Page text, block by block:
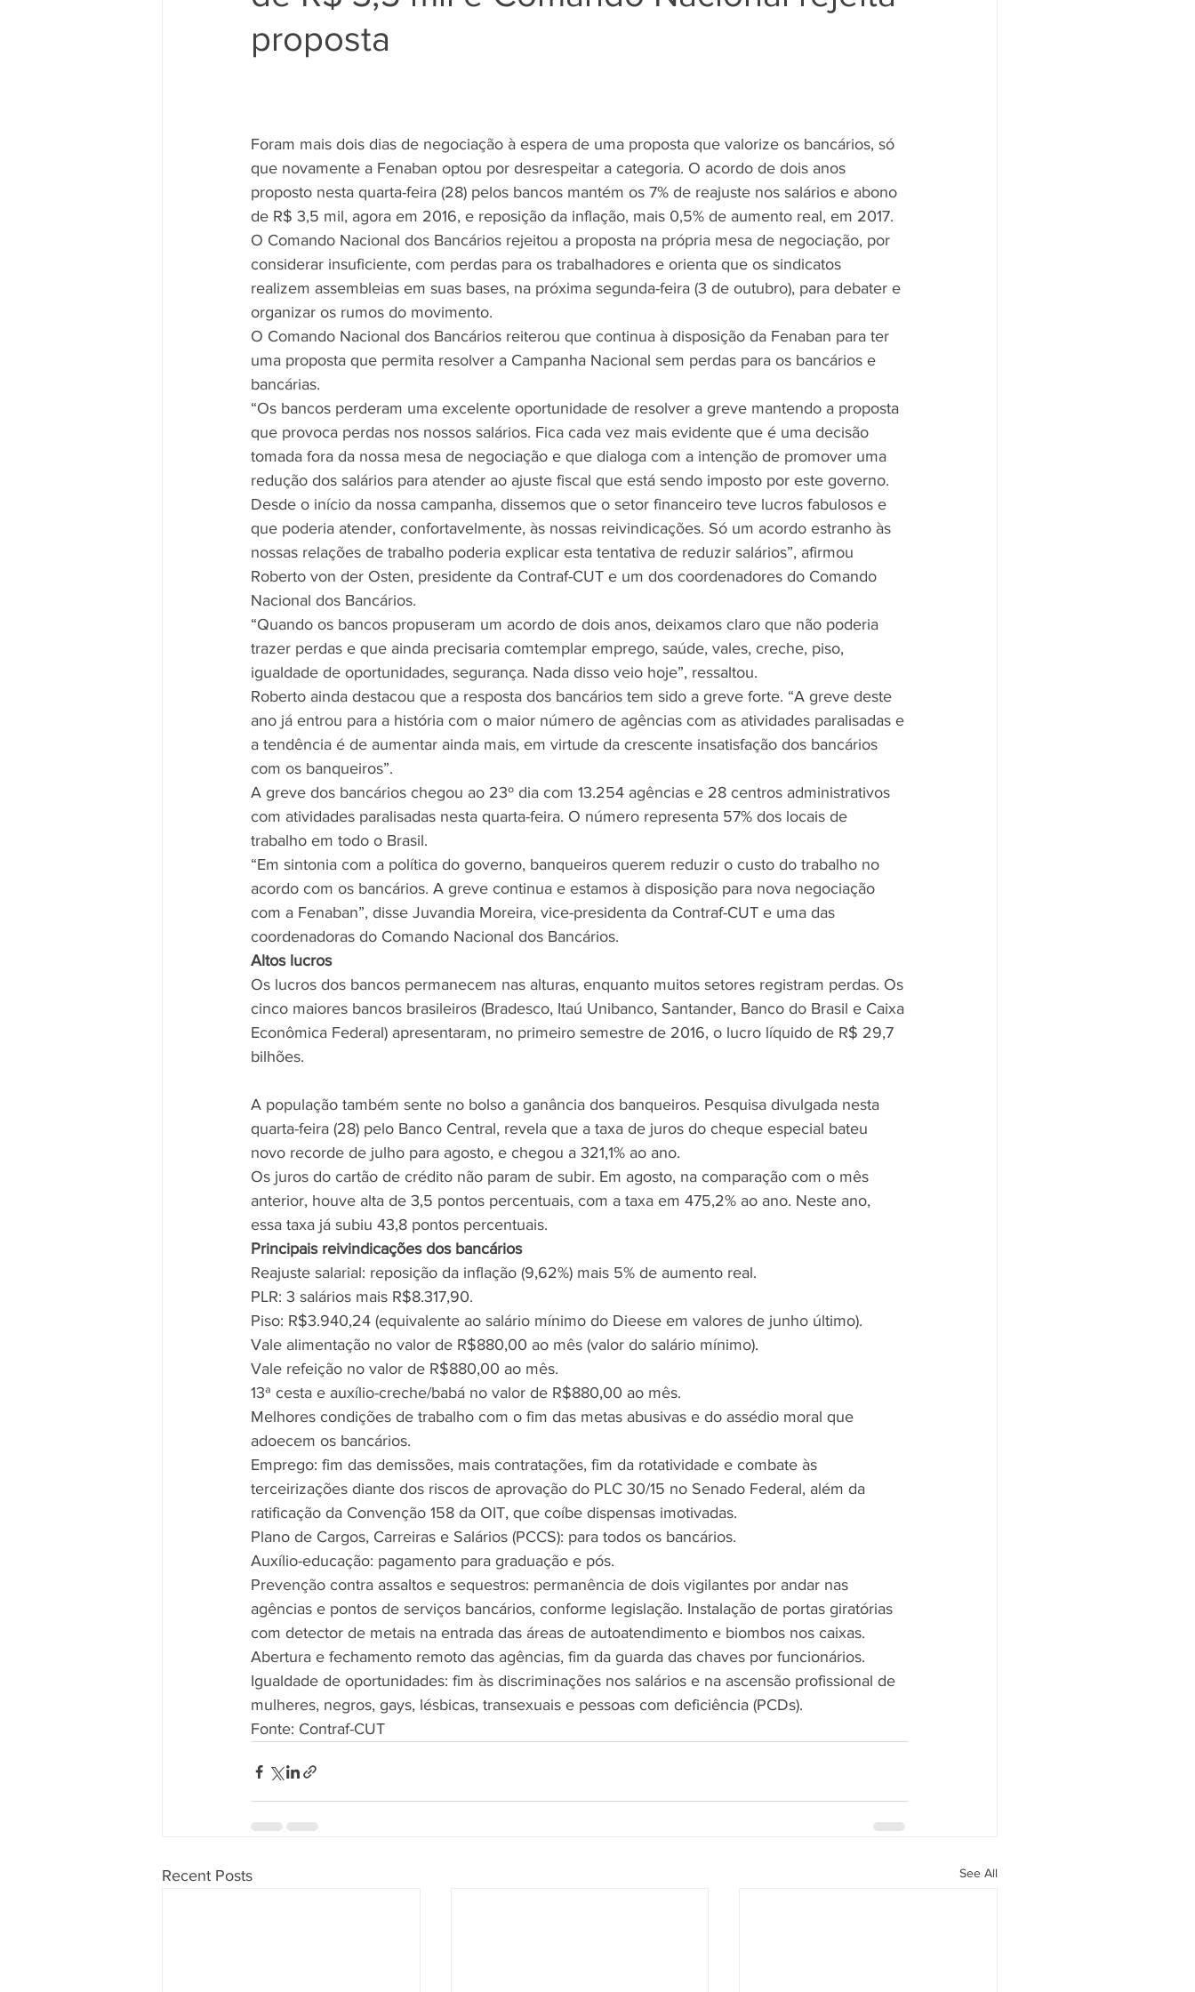
Pessoa com Deficiência (PCD)
proposta
Foram mais dois dias de negociação à espera de uma proposta que valorize os bancários, só
que novamente a Fenaban optou por desrespeitar a categoria. O acordo de dois anos
proposto nesta quarta-feira (28) pelos bancos mantém os 7% de reajuste nos salários e abono
de R$ 3,5 mil, agora em 2016, e reposição da inflação, mais 0,5% de aumento real, em 2017.
O Comando Nacional dos Bancários rejeitou a proposta na própria mesa de negociação, por
considerar insuficiente, com perdas para os trabalhadores e orienta que os sindicatos
realizem assembleias em suas bases, na próxima segunda-feira (3 de outubro), para debater e
organizar os rumos do movimento.
O Comando Nacional dos Bancários reiterou que continua à disposição da Fenaban para ter
uma proposta que permita resolver a Campanha Nacional sem perdas para os bancários e
bancárias.
“Os bancos perderam uma excelente oportunidade de resolver a greve mantendo a proposta
que provoca perdas nos nossos salários. Fica cada vez mais evidente que é uma decisão
tomada fora da nossa mesa de negociação e que dialoga com a intenção de promover uma
redução dos salários para atender ao ajuste fiscal que está sendo imposto por este governo.
Desde o início da nossa campanha, dissemos que o setor financeiro teve lucros fabulosos e
que poderia atender, confortavelmente, às nossas reivindicações. Só um acordo estranho às
nossas relações de trabalho poderia explicar esta tentativa de reduzir salários”, afirmou
Roberto von der Osten, presidente da Contraf-CUT e um dos coordenadores do Comando
Nacional dos Bancários.
“Quando os bancos propuseram um acordo de dois anos, deixamos claro que não poderia
trazer perdas e que ainda precisaria comtemplar emprego, saúde, vales, creche, piso,
igualdade de oportunidades, segurança. Nada disso veio hoje”, ressaltou.
Roberto ainda destacou que a resposta dos bancários tem sido a greve forte. “A greve deste
ano já entrou para a história com o maior número de agências com as atividades paralisadas e
a tendência é de aumentar ainda mais, em virtude da crescente insatisfação dos bancários
com os banqueiros”.
A greve dos bancários chegou ao 23º dia com 13.254 agências e 28 centros administrativos
com atividades paralisadas nesta quarta-feira. O número representa 57% dos locais de
trabalho em todo o Brasil.
“Em sintonia com a política do governo, banqueiros querem reduzir o custo do trabalho no
acordo com os bancários. A greve continua e estamos à disposição para nova negociação
com a Fenaban”, disse Juvandia Moreira, vice-presidenta da Contraf-CUT e uma das
coordenadoras do Comando Nacional dos Bancários.
Altos lucros
Os lucros dos bancos permanecem nas alturas, enquanto muitos setores registram perdas. Os
cinco maiores bancos brasileiros (Bradesco, Itaú Unibanco, Santander, Banco do Brasil e Caixa
Econômica Federal) apresentaram, no primeiro semestre de 2016, o lucro líquido de R$ 29,7
bilhões.
A população também sente no bolso a ganância dos banqueiros. Pesquisa divulgada nesta
quarta-feira (28) pelo Banco Central, revela que a taxa de juros do cheque especial bateu
novo recorde de julho para agosto, e chegou a 321,1% ao ano.
Os juros do cartão de crédito não param de subir. Em agosto, na comparação com o mês
anterior, houve alta de 3,5 pontos percentuais, com a taxa em 475,2% ao ano. Neste ano,
essa taxa já subiu 43,8 pontos percentuais.
Principais reivindicações dos bancários
Reajuste salarial: reposição da inflação (9,62%) mais 5% de aumento real.
PLR: 3 salários mais R$8.317,90.
Piso: R$3.940,24 (equivalente ao salário mínimo do Dieese em valores de junho último).
Vale alimentação no valor de R$880,00 ao mês (valor do salário mínimo).
Vale refeição no valor de R$880,00 ao mês.
13ª cesta e auxílio-creche/babá no valor de R$880,00 ao mês.
Melhores condições de trabalho com o fim das metas abusivas e do assédio moral que
adoecem os bancários.
Emprego: fim das demissões, mais contratações, fim da rotatividade e combate às
terceirizações diante dos riscos de aprovação do PLC 30/15 no Senado Federal, além da
ratificação da Convenção 158 da OIT, que coíbe dispensas imotivadas.
Plano de Cargos, Carreiras e Salários (PCCS): para todos os bancários.
Auxílio-educação: pagamento para graduação e pós.
Prevenção contra assaltos e sequestros: permanência de dois vigilantes por andar nas
agências e pontos de serviços bancários, conforme legislação. Instalação de portas giratórias
com detector de metais na entrada das áreas de autoatendimento e biombos nos caixas.
Abertura e fechamento remoto das agências, fim da guarda das chaves por funcionários.
Igualdade de oportunidades: fim às discriminações nos salários e na ascensão profissional de
mulheres, negros, gays, lésbicas, transexuais e pessoas com deficiência (PCDs).
Fonte: Contraf-CUT
Recent Posts See All